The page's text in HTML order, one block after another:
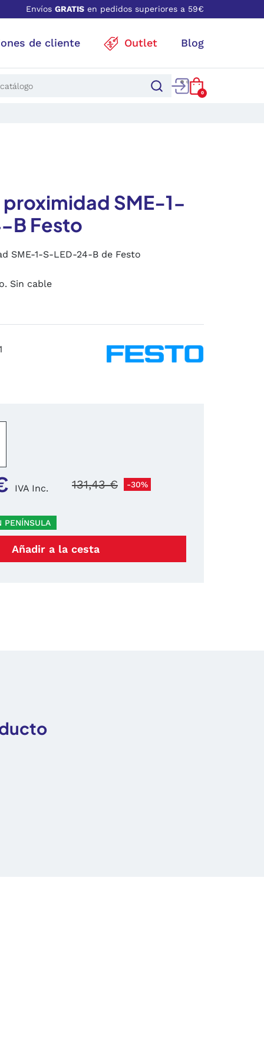
Envíos GRATIS en pedidos superiores a 59€
de cliente Outlet Blog
0
proximidad SME-1-
B Festo
SME-1-S-LED-24-B de Festo
Sin cable
IVA Inc. 131,43 €
-30%
PENÍNSULA
Añadir a la cesta